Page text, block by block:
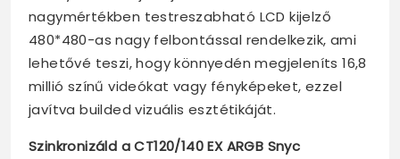
nagymértékben testreszabható LCD kijelző
480*480-as nagy felbontással rendelkezik, ami
lehetővé teszi, hogy könnyedén megjeleníts 16,8
millió színű videókat vagy fényképeket, ezzel
javítva builded vizuális esztétikáját.
Szinkronizáld a CT120/140 EX ARGB Snyc